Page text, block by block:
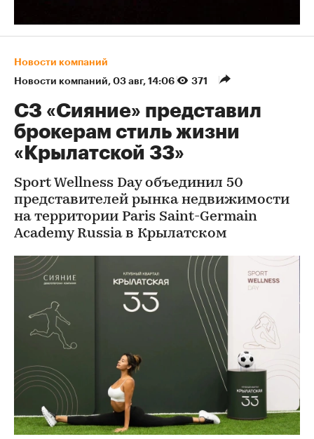
Новости компаний
Новости компаний⁠, 03 авг, 14:06 371
СЗ «Сияние» представил
брокерам стиль жизни
«Крылатской 33»
Sport Wellness Day объединил 50
представителей рынка недвижимости
на территории Paris Saint-Germain
Academy Russia в Крылатском